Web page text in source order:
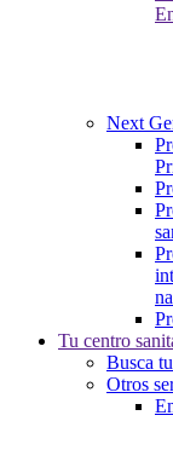
Next
Tu centro
Busca
Otros